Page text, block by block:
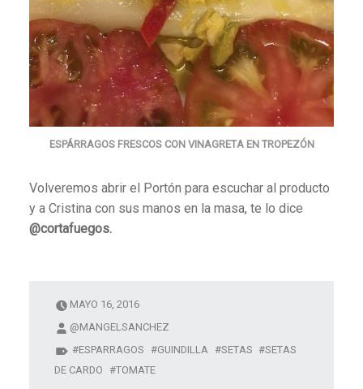
ESPÁRRAGOS FRESCOS CON VINAGRETA EN TROPEZÓN
Volveremos abrir el Portón para escuchar al producto
y a Cristina con sus manos en la masa, te lo dice
@cortafuegos.
MAYO 16, 2016
@MANGELSANCHEZ
ESPARRAGOS
GUINDILLA SETAS
SETAS
DE CARDO
TOMATE